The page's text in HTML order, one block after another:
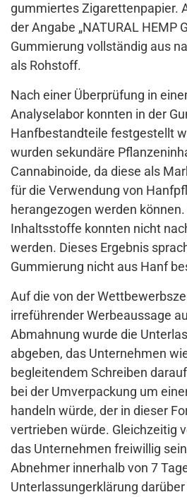
gummiertes Zigarettenpapier.
der Angabe „NATURAL HEMP
Gummierung vollständig aus
als Rohstoff.
Nach einer Überprüfung in
Analyselabor konnten in der
Hanfbestandteile festgestellt
wurden sekundäre
Cannabinoide, da diese als
für die Verwendung von
herangezogen werden
Inhaltsstoffe konnten nicht
werden. Dieses Ergebnis
Gummierung nicht aus Hanf
Auf die von der
irreführender Werbeaussage
Abmahnung wurde die
abgeben, das Unternehmen
begleitendem Schreiben
bei der Umverpackung um
handeln würde, der in dieser
vertrieben würde. Gleichzeitig
das Unternehmen freiwillig
Abnehmer innerhalb von 7
Unterlassungerklärung